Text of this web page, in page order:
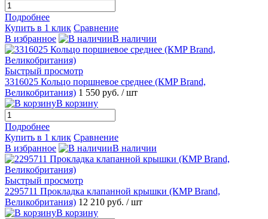
Подробнее
Купить в 1 клик Сравнение
В избранное
В наличии
Быстрый просмотр
3316025 Кольцо поршневое среднее (КMP Brand,
Великобритания) 1 550 руб. / шт
В корзину
Подробнее
Купить в 1 клик Сравнение
В избранное
В наличии
Быстрый просмотр
2295711 Прокладка клапанной крышки (КMP Brand,
Великобритания) 12 210 руб. / шт
В корзину